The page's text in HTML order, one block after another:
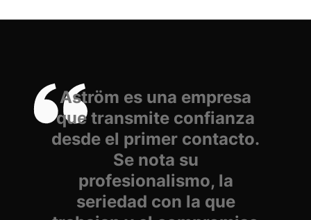
Aström es una empresa
que transmite confianza
desde el primer contacto.
Se nota su
profesionalismo, la
seriedad con la que